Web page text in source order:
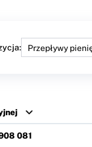
081